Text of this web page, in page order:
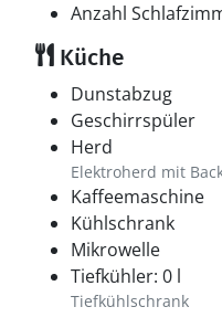
Anzahl
Küche
Dunstabzug
Geschirrspüler
Herd
Elektroherd mit
Kaffeemaschine
Kühlschrank
Mikrowelle
Tiefkühler: 0 l
Tiefkühlschrank